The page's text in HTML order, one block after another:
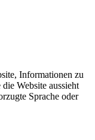
Informationen zu
Website aussieht
Sprache oder